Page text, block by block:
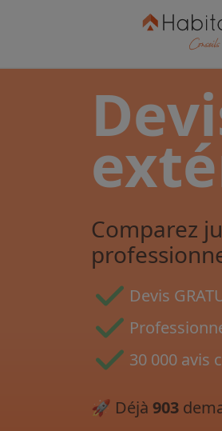
Comparez
Devis
30 000 avis
🚀 Déjà 903